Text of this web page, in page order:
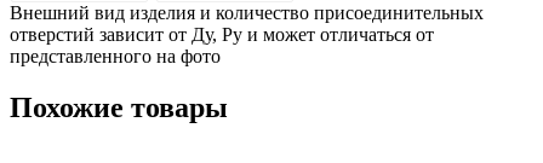
Внешний вид изделия и количество присоединительных
отверстий зависит от Ду, Pу и может отличаться от
представленного на фото
Похожие товары